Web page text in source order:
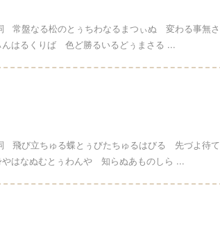
常盤なる松のとぅちわなるまつぃぬ 変わる事無さ
はるくりば 色ど勝るいるどぅまさる ...
飛び立ちゅる蝶とぅびたちゅるはびる 先づよ待て
はなぬむとぅわんや 知らぬあものしら ...